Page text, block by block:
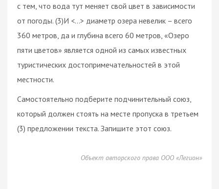
с тем, что вода тут меняет свой цвет в зависимости
от погоды. (3)И <…> диаметр озера невелик – всего
360 метров, да и глубина всего 60 метров, «Озеро
пяти цветов» является одной из самых известных
туристических достопримечательностей в этой
местности.
Самостоятельно подберите подчинительный союз,
который должен стоять на месте пропуска в третьем
(3) предложении текста. Запишите этот союз.
Объект авторского права ООО «Легион»